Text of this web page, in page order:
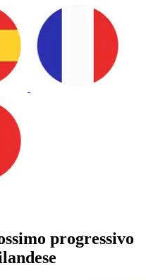
progressivo